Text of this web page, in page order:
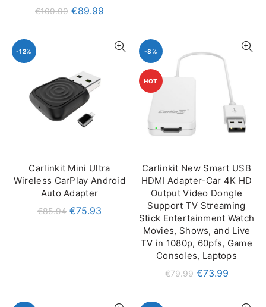
€109.99 €89.99
-12%
IN DEN WARENKORB
Carlinkit Mini Ultra
Wireless CarPlay Android
Auto Adapter
€85.94 €75.93
-8%
HOT
IN DEN WARENKORB
Carlinkit New Smart USB
HDMI Adapter-Car 4K HD
Output Video Dongle
Support TV Streaming
Stick Entertainment Watch
Movies, Shows, and Live
TV in 1080p, 60pfs, Game
Consoles, Laptops
€79.99 €73.99